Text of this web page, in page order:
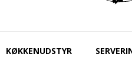
KØKKENUDSTYR